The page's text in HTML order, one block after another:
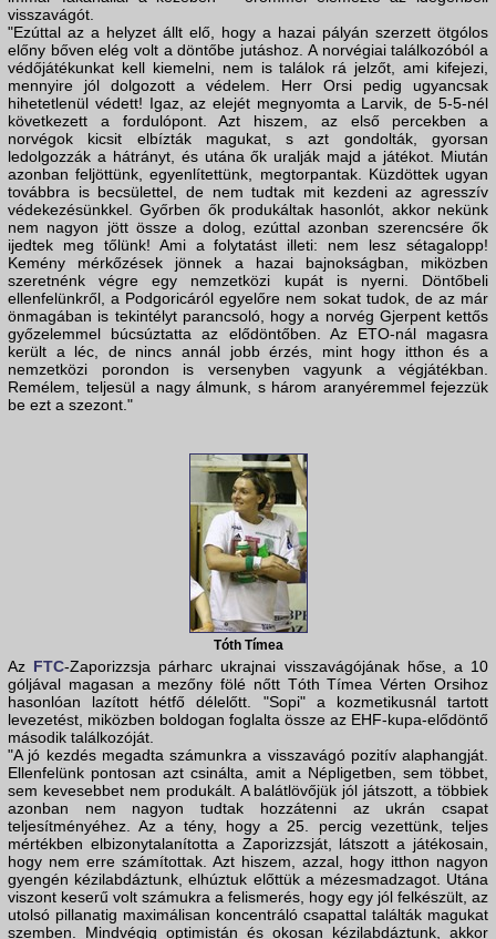
visszavágót.
"Ezúttal az a helyzet állt elő, hogy a hazai pályán szerzett ötgólos
előny bőven elég volt a döntőbe jutáshoz. A norvégiai találkozóból a
védőjátékunkat kell kiemelni, nem is találok rá jelzőt, ami kifejezi,
mennyire jól dolgozott a védelem. Herr Orsi pedig ugyancsak
hihetetlenül védett! Igaz, az elejét megnyomta a Larvik, de 5-5-nél
következett a fordulópont. Azt hiszem, az első percekben a
norvégok kicsit elbízták magukat, s azt gondolták, gyorsan
ledolgozzák a hátrányt, és utána ők uralják majd a játékot. Miután
azonban feljöttünk, egyenlítettünk, megtorpantak. Küzdöttek ugyan
továbbra is becsülettel, de nem tudtak mit kezdeni az agresszív
védekezésünkkel. Győrben ők produkáltak hasonlót, akkor nekünk
nem nagyon jött össze a dolog, ezúttal azonban szerencsére ők
ijedtek meg tőlünk! Ami a folytatást illeti: nem lesz sétagalopp!
Kemény mérkőzések jönnek a hazai bajnokságban, miközben
szeretnénk végre egy nemzetközi kupát is nyerni. Döntőbeli
ellenfelünkről, a Podgoricáról egyelőre nem sokat tudok, de az már
önmagában is tekintélyt parancsoló, hogy a norvég Gjerpent kettős
győzelemmel búcsúztatta az elődöntőben. Az ETO-nál magasra
került a léc, de nincs annál jobb érzés, mint hogy itthon és a
nemzetközi porondon is versenyben vagyunk a végjátékban.
Remélem, teljesül a nagy álmunk, s három aranyéremmel fejezzük
be ezt a szezont."
Tóth Tímea
Az FTC-Zaporizzsja párharc ukrajnai visszavágójának hőse, a 10
góljával magasan a mezőny fölé nőtt Tóth Tímea Vérten Orsihoz
hasonlóan lazított hétfő délelőtt. "Sopi" a kozmetikusnál tartott
levezetést, miközben boldogan foglalta össze az EHF-kupa-elődöntő
második találkozóját.
"A jó kezdés megadta számunkra a visszavágó pozitív alaphangját.
Ellenfelünk pontosan azt csinálta, amit a Népligetben, sem többet,
sem kevesebbet nem produkált. A balátlövőjük jól játszott, a többiek
azonban nem nagyon tudtak hozzátenni az ukrán csapat
teljesítményéhez. Az a tény, hogy a 25. percig vezettünk, teljes
mértékben elbizonytalanította a Zaporizzsját, látszott a játékosain,
hogy nem erre számítottak. Azt hiszem, azzal, hogy itthon nagyon
gyengén kézilabdáztunk, elhúztuk előttük a mézesmadzagot. Utána
viszont keserű volt számukra a felismerés, hogy egy jól felkészült, az
utolsó pillanatig maximálisan koncentráló csapattal találták magukat
szemben. Mindvégig optimistán és okosan kézilabdáztunk, akkor